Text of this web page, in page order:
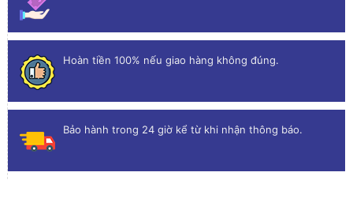
Hoàn tiền 100% nếu giao hàng không đúng.
Bảo hành trong 24 giờ kể từ khi nhận thông báo.